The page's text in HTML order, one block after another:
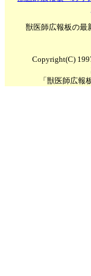
獣医師広報板の最
Copyright(C)
「獣医師広報